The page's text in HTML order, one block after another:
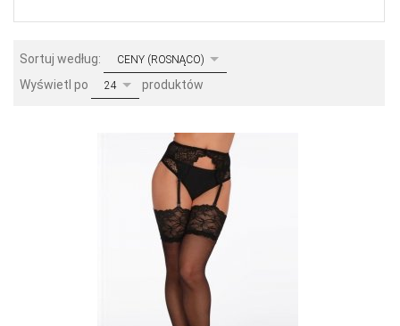
Sortuj według: sortCENY (ROSNĄCO)
Wyświetl po pop24 produktów